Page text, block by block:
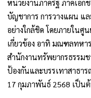
หน่วยงานภาครัฐ ภาคเอก
บัญชาการ การวางแผน แ
อย่างใกล้ชิด โดยภายในศู
เกี่ยวข้อง อาทิ มณฑลทหา
สำนักงานทรัพยากรธรรม
ป้องกันและบรรเทาสาธา
17 กุมภาพันธ์ 2568 เป็น